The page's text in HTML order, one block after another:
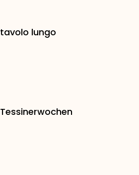
tavolo lungo
Tessinerwochen